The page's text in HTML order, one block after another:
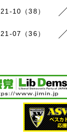
10（38）
07（36）